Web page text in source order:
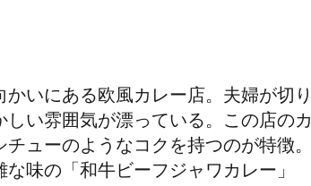
いにある欧風カレー店。夫婦が切り
い雰囲気が漂っている。この店のカ
ューのようなコクを持つのが特徴。
味の「和牛ビーフジャワカレー」